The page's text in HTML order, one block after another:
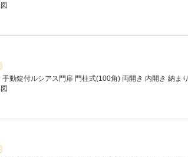
手動錠付ルシアス門扉 門柱式(100角) 両開き 内開き 納まり